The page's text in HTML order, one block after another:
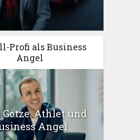
Profi als Business
Angel
Athlet und
Angel